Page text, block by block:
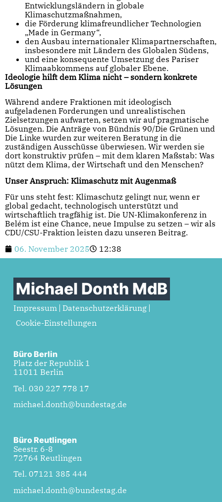
Entwicklungsländern in globale
Klimaschutzmaßnahmen,
die Förderung klimafreundlicher Technologien
„Made in Germany“,
den Ausbau internationaler Klimapartnerschaften,
insbesondere mit Ländern des Globalen Südens,
und eine konsequente Umsetzung des Pariser
Klimaabkommens auf globaler Ebene.
Ideologie hilft dem Klima nicht – sondern konkrete
Lösungen
Während andere Fraktionen mit ideologisch
aufgeladenen Forderungen und unrealistischen
Zielsetzungen aufwarten, setzen wir auf pragmatische
Lösungen. Die Anträge von Bündnis 90/Die Grünen und
Die Linke wurden zur weiteren Beratung in die
zuständigen Ausschüsse überwiesen. Wir werden sie
dort konstruktiv prüfen – mit dem klaren Maßstab: Was
nützt dem Klima, der Wirtschaft und den Menschen?
Unser Anspruch: Klimaschutz mit Augenmaß
Für uns steht fest: Klimaschutz gelingt nur, wenn er
global gedacht, technologisch unterstützt und
wirtschaftlich tragfähig ist. Die UN-Klimakonferenz in
Belém ist eine Chance, neue Impulse zu setzen – wir als
CDU/CSU-Fraktion leisten dazu unseren Beitrag.
06. November 2025
12:38
Michael Donth MdB
Impressum
Datenschutzerklärung
Cookie-Einstellungen
Büro Berlin
Platz der Republik 1
11011 Berlin
Tel. 030 227 778 17
michael.donth@bundestag.de
Büro Reutlingen
Seestr. 6-8
72764 Reutlingen
Tel. 07121 385 444
michael.donth@bundestag.de